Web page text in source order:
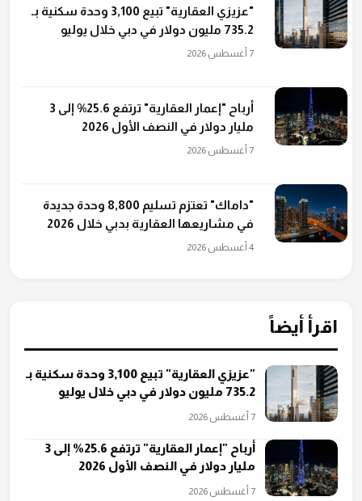
"عزيزي العقارية" تبيع 3,100 وحدة سكنية بـ
735.2 مليون دولار في دبي خلال يوليو
7 أغسطس 2026
أرباح "إعمار العقارية" ترتفع 25.6% إلى 3
مليار دولار في النصف الأول 2026
7 أغسطس 2026
"داماك" تعتزم تسليم 8,800 وحدة جديدة
في مشاريعها العقارية بدبي خلال 2026
4 أغسطس 2026
اقرأ أيضاً
"عزيزي العقارية" تبيع 3,100 وحدة سكنية بـ
735.2 مليون دولار في دبي خلال يوليو
7 أغسطس 2026
أرباح "إعمار العقارية" ترتفع 25.6% إلى 3
مليار دولار في النصف الأول 2026
7 أغسطس 2026